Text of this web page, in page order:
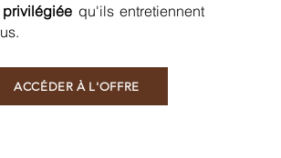
qu'ils entretiennent
ACCÉDER À L'OFFRE